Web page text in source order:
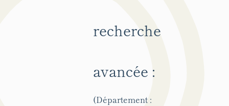
recherche
avancée :
(Département :